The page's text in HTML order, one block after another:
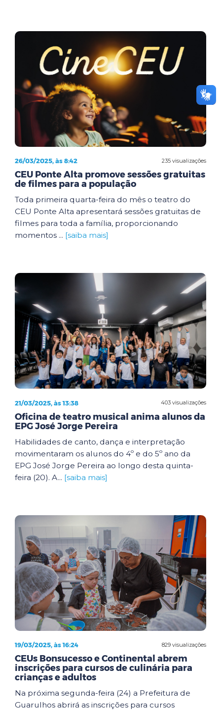
235 visualizações
26/03/2025, às 8:42
CEU Ponte Alta promove sessões gratuitas
de filmes para a população
Toda primeira quarta-feira do mês o teatro do
CEU Ponte Alta apresentará sessões gratuitas de
filmes para toda a família, proporcionando
momentos ... [saiba mais]
403 visualizações
21/03/2025, às 13:38
Oficina de teatro musical anima alunos da
EPG José Jorge Pereira
Habilidades de canto, dança e interpretação
movimentaram os alunos do 4º e do 5º ano da
EPG José Jorge Pereira ao longo desta quinta-
feira (20). A... [saiba mais]
829 visualizações
19/03/2025, às 16:24
CEUs Bonsucesso e Continental abrem
inscrições para cursos de culinária para
crianças e adultos
Na próxima segunda-feira (24) a Prefeitura de
Guarulhos abrirá as inscrições para cursos